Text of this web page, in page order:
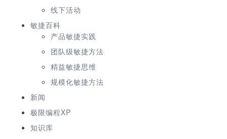
线下活动
敏捷百科
产品敏捷实践
团队级敏捷方法
精益敏捷思维
规模化敏捷方法
新闻
极限编程XP
知识库